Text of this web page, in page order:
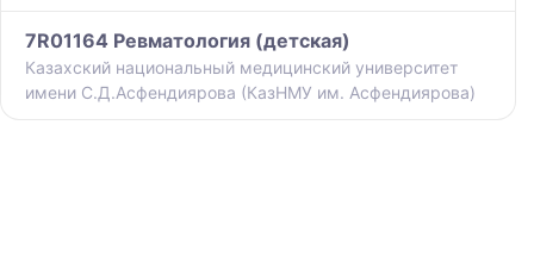
7R01164 Ревматология (детская)
Казахский национальный медицинский университет
имени С.Д.Асфендиярова (КазНМУ им. Асфендиярова)